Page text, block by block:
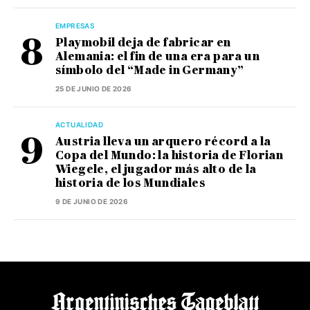
EMPRESAS
Playmobil deja de fabricar en
Alemania: el fin de una era para un
símbolo del “Made in Germany”
25 DE JUNIO DE 2026
ACTUALIDAD
Austria lleva un arquero récord a la
Copa del Mundo: la historia de Florian
Wiegele, el jugador más alto de la
historia de los Mundiales
9 DE JUNIO DE 2026